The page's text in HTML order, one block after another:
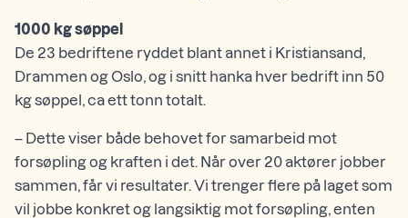
1000 kg søppel
De 23 bedriftene ryddet blant annet i Kristiansand,
Drammen og Oslo, og i snitt hanka hver bedrift inn 50
kg søppel, ca ett tonn totalt.
– Dette viser både behovet for samarbeid mot
forsøpling og kraften i det. Når over 20 aktører jobber
sammen, får vi resultater. Vi trenger flere på laget som
vil jobbe konkret og langsiktig mot forsøpling, enten